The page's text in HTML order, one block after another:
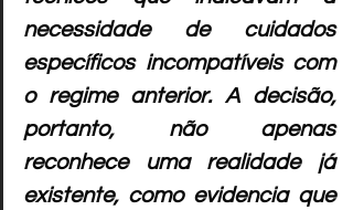
necessidade de cuidados
específicos incompatíveis com
o regime anterior. A decisão,
portanto, não apenas
reconhece uma realidade já
existente, como evidencia que